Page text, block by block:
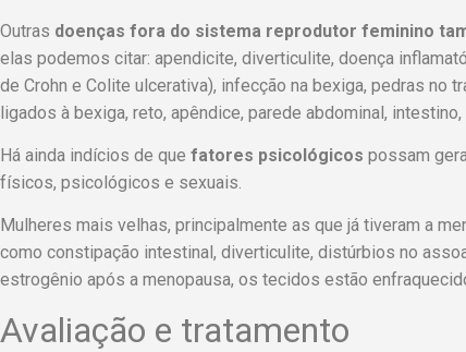
Outras doenças fora do sistema reprodutor feminino
elas podemos citar: apendicite, diverticulite, doença
de Crohn e Colite ulcerativa), infecção na bexiga, pedras no
ligados à bexiga, reto, apêndice, parede abdominal, intestino,
Há ainda indícios de que fatores psicológicos possam
físicos, psicológicos e sexuais.
Mulheres mais velhas, principalmente as que já tiveram a
como constipação intestinal, diverticulite, distúrbios no
estrogênio após a menopausa, os tecidos estão
Avaliação e tratamento